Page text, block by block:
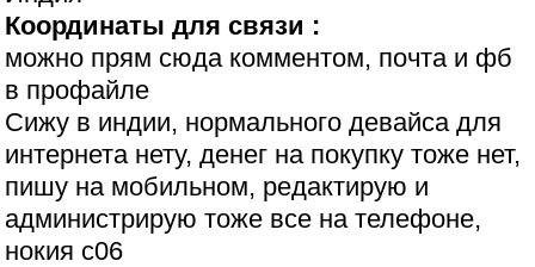
Координаты для связи :
можно прям сюда комментом, почта и фб
в профайле
Сижу в индии, нормального девайса для
интернета нету, денег на покупку тоже нет,
пишу на мобильном, редактирую и
администрирую тоже все на телефоне,
нокия с06